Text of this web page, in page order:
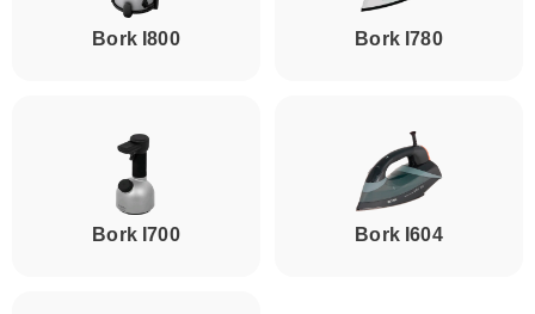
Bork I800 Bork I780
Bork I700 Bork I604